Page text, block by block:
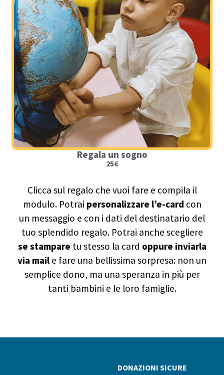
Regala un sogno
25€
Clicca sul regalo che vuoi fare e compila il
modulo. Potrai personalizzare l’e-card con
un messaggio e con i dati del destinatario del
tuo splendido regalo. Potrai anche scegliere
se stampare tu stesso la card oppure inviarla
via mail e fare una bellissima sorpresa: non un
semplice dono, ma una speranza in più per
tanti bambini e le loro famiglie.
DONAZIONI SICURE